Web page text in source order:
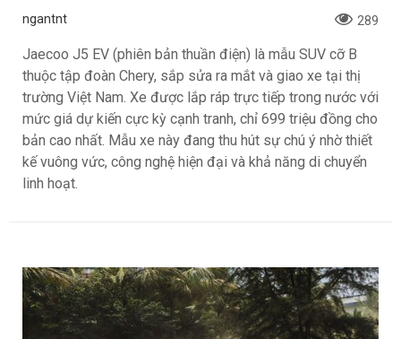
ngantnt 289
Jaecoo J5 EV (phiên bản thuần điện) là mẫu SUV cỡ B
thuộc tập đoàn Chery, sắp sửa ra mắt và giao xe tại thị
trường Việt Nam. Xe được lắp ráp trực tiếp trong nước với
mức giá dự kiến cực kỳ cạnh tranh, chỉ 699 triệu đồng cho
bản cao nhất. Mẫu xe này đang thu hút sự chú ý nhờ thiết
kế vuông vức, công nghệ hiện đại và khả năng di chuyển
linh hoạt.